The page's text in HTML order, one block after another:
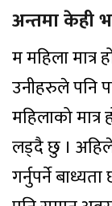
अन्तमा केही
म महिला मात्र
उनीहरुले पनि
महिलाको मात्र
लड्दै छु । अहिले
गर्नुपर्ने